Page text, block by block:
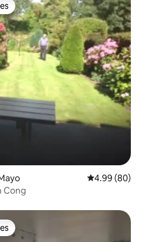
Calificación
4.99 (80)
Cong